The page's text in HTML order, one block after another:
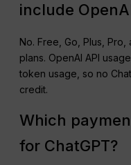
include
No. Free, Go, Plus,
plans. OpenAI API
token usage, so no
credit.
Which
for ChatGPT?